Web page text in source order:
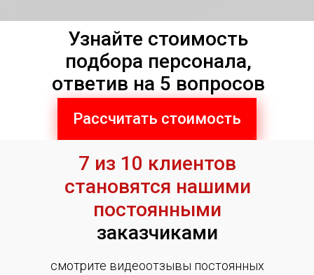
Узнайте стоимость
подбора персонала,
ответив на 5 вопросов
Рассчитать стоимость
7 из 10 клиентов
становятся нашими
постоянными
заказчиками
смотрите видеоотзывы постоянных